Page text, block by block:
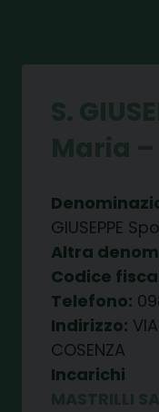
GIUSEPPE
Altra
Codice
Telefono:
Indirizzo:
COSENZA
Incarichi